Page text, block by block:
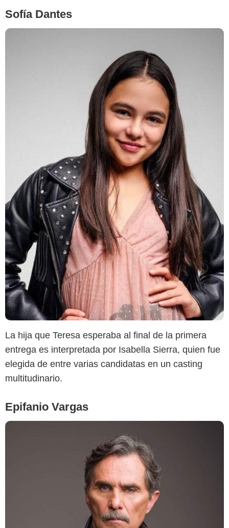
Sofía Dantes
La hija que Teresa esperaba al final de la primera
entrega es interpretada por Isabella Sierra, quien fue
elegida de entre varias candidatas en un casting
multitudinario.
Epifanio Vargas